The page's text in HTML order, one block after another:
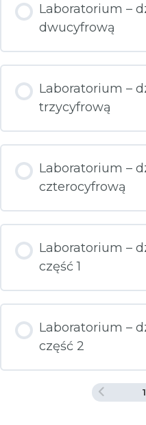
Laboratorium –
dwucyfrową
Laboratorium –
trzycyfrową
Laboratorium –
czterocyfrową
Laboratorium –
część 1
Laboratorium –
część 2